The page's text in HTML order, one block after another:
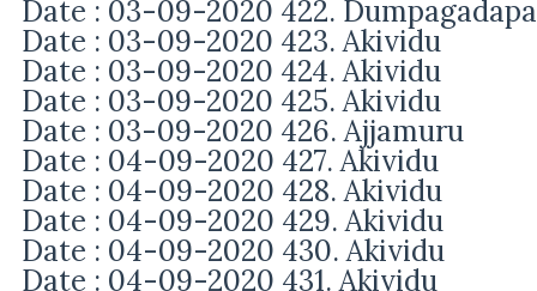
Date : 03-09-2020 422. Dumpagadapa
Date : 03-09-2020 423. Akividu
Date : 03-09-2020 424. Akividu
Date : 03-09-2020 425. Akividu
Date : 03-09-2020 426. Ajjamuru
Date : 04-09-2020 427. Akividu
Date : 04-09-2020 428. Akividu
Date : 04-09-2020 429. Akividu
Date : 04-09-2020 430. Akividu
Date : 04-09-2020 431. Akividu